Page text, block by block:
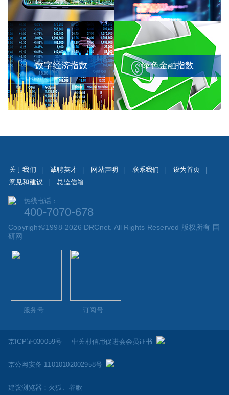
数字经济指数 绿色金融指数
关于我们 诚聘英才 网站声明 联系我们 设为首页
意见和建议
总监信箱
热线电话：
400-7070-678
Copyright©1998-2026 DRCnet. All Rights Reserved 版权所有 国
研网
服务号 订阅号
京ICP证030059号 中关村信用促进会会员证书
京公网安备 11010102002958号
建议浏览器：火狐、谷歌